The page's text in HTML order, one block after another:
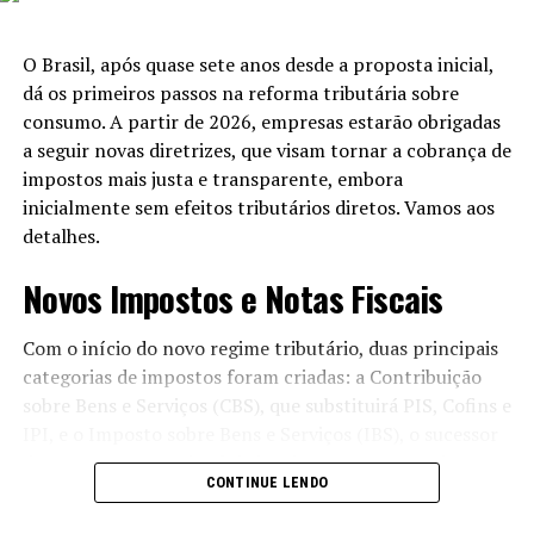
Em seu discurso, o senador ressaltou que a diversidade
do Brasil é uma de suas maiores fortalezas. No entanto,
ele alertou para o perigo de que a discordância política
se transforme em ódio. “O Congresso desempenhará seu
papel de mediador político, buscando resolver, ao invés
de ampliar, os conflitos,” afirmou Alcolumbre.
presidente do Senado, é crucial para garantir a
harmonia institucional. Ele reafirmou que o Legislativo
exerceria suas funções de maneira independente, sem
perder a disposição para dialogar com o Executivo e o
Um Compromisso com o Povo
O Brasil, após quase sete anos desde a proposta inicial,
dá os primeiros passos na reforma tributária sobre
consumo. A partir de 2026, empresas estarão obrigadas
a seguir novas diretrizes, que visam tornar a cobrança de
impostos mais justa e transparente, embora
inicialmente sem efeitos tributários diretos. Vamos aos
detalhes.
Novos Impostos e Notas Fiscais
Com o início do novo regime tributário, duas principais
categorias de impostos foram criadas: a Contribuição
sobre Bens e Serviços (CBS), que substituirá PIS, Cofins e
do ICMS e ISS. Desde 1º de janeiro, as empresas devem
emitir notas fiscais que destaquem os valores
CONTINUE LENDO